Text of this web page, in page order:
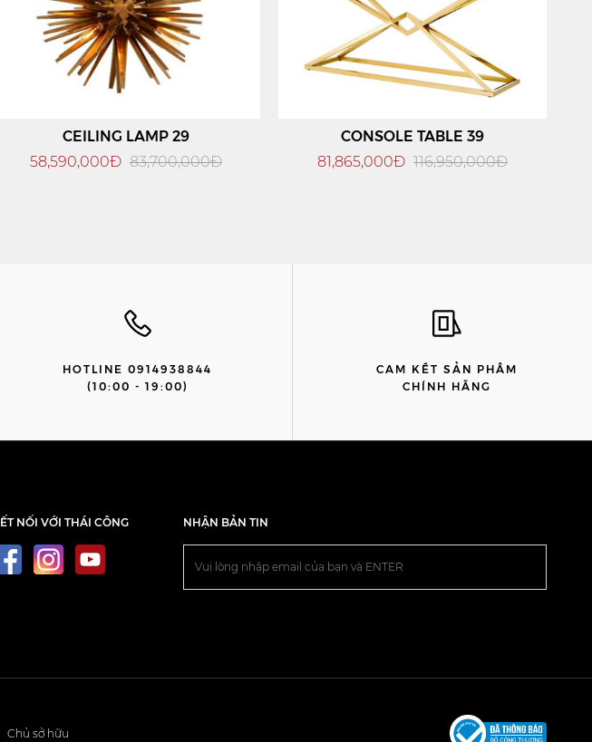
CEILING LAMP 29
58,590,000Đ 83,700,000Đ
CONSOLE TABLE 39
81,865,000Đ 116,950,000Đ
HOTLINE 0914938844
(10:00 - 19:00)
CAM KẾT SẢN PHẨM
CHÍNH HÃNG
NỐI VỚI THÁI CÔNG NHẬN BẢN TIN
Chủ sở hữu